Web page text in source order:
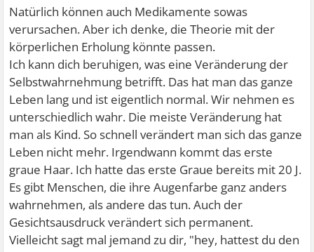
Natürlich können auch Medikamente sowas
verursachen. Aber ich denke, die Theorie mit der
körperlichen Erholung könnte passen.
Ich kann dich beruhigen, was eine Veränderung der
Selbstwahrnehmung betrifft. Das hat man das ganze
Leben lang und ist eigentlich normal. Wir nehmen es
unterschiedlich wahr. Die meiste Veränderung hat
man als Kind. So schnell verändert man sich das ganze
Leben nicht mehr. Irgendwann kommt das erste
graue Haar. Ich hatte das erste Graue bereits mit 20 J.
Es gibt Menschen, die ihre Augenfarbe ganz anders
wahrnehmen, als andere das tun. Auch der
Gesichtsausdruck verändert sich permanent.
Vielleicht sagt mal jemand zu dir, "hey, hattest du den